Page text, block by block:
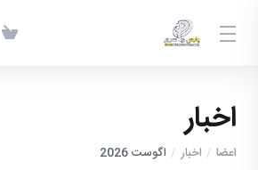
اخبار
اعضا اخبار اگوست 2026